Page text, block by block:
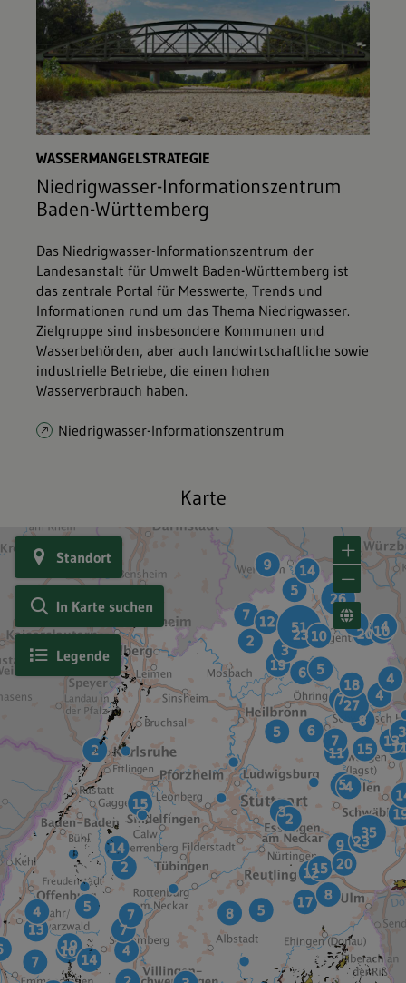
WASSERMANGELSTRATEGIE
Niedrigwasser-Informationszentrum
Baden-Württemberg
Das Niedrigwasser-Informationszentrum der
Landesanstalt für Umwelt Baden-Württemberg ist
das zentrale Portal für Messwerte, Trends und
Informationen rund um das Thema Niedrigwasser.
Zielgruppe sind insbesondere Kommunen und
Wasserbehörden, aber auch landwirtschaftliche sowie
industrielle Betriebe, die einen hohen
Wasserverbrauch haben.
Niedrigwasser-Informationszentrum
Karte